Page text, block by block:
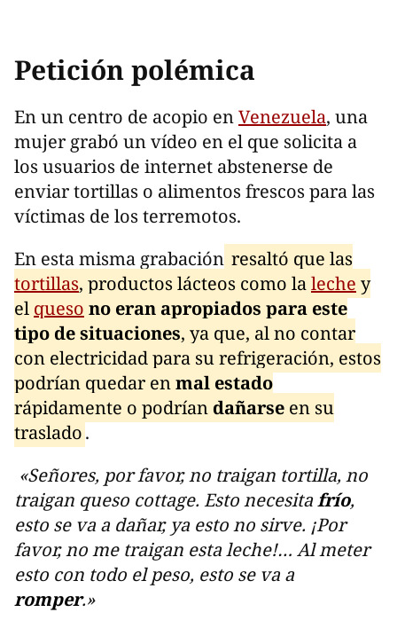
Petición polémica
En un centro de acopio enVenezuela, una
mujer grabó un vídeo en el que solicita a
los usuarios de internet abstenerse de
enviar tortillas o alimentos frescos para las
víctimas de los terremotos.
En esta misma grabación resaltó que las
tortillas, productos lácteos como laleche y
el queso no eran apropiados para este
tipo de situaciones, ya que, al no contar
con electricidad para su refrigeración, estos
podrían quedar enmal estado
rápidamente o podrían dañarse en su
traslado.
«Señores, por favor, no traigan tortilla, no
traigan queso cottage. Esto necesitafrío,
esto se va a dañar, ya esto no sirve. ¡Por
favor, no me traigan esta leche!… Al meter
esto con todo el peso, esto se va a
romper.»